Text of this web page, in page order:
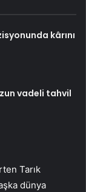
kârını
vadeli tahvil
Tarık
dünya